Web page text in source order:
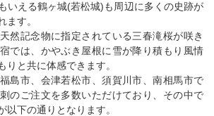
いえる鶴ヶ城(若松城)も周辺に多くの史跡が
ます。
然記念物に指定されている三春滝桜が咲き
では、かやぶき屋根に雪が降り積もり風情
りと共に体感できます。
島市、会津若松市、須賀川市、南相馬市で
のご注文を多数いただけており、その中で
以下の通りとなります。